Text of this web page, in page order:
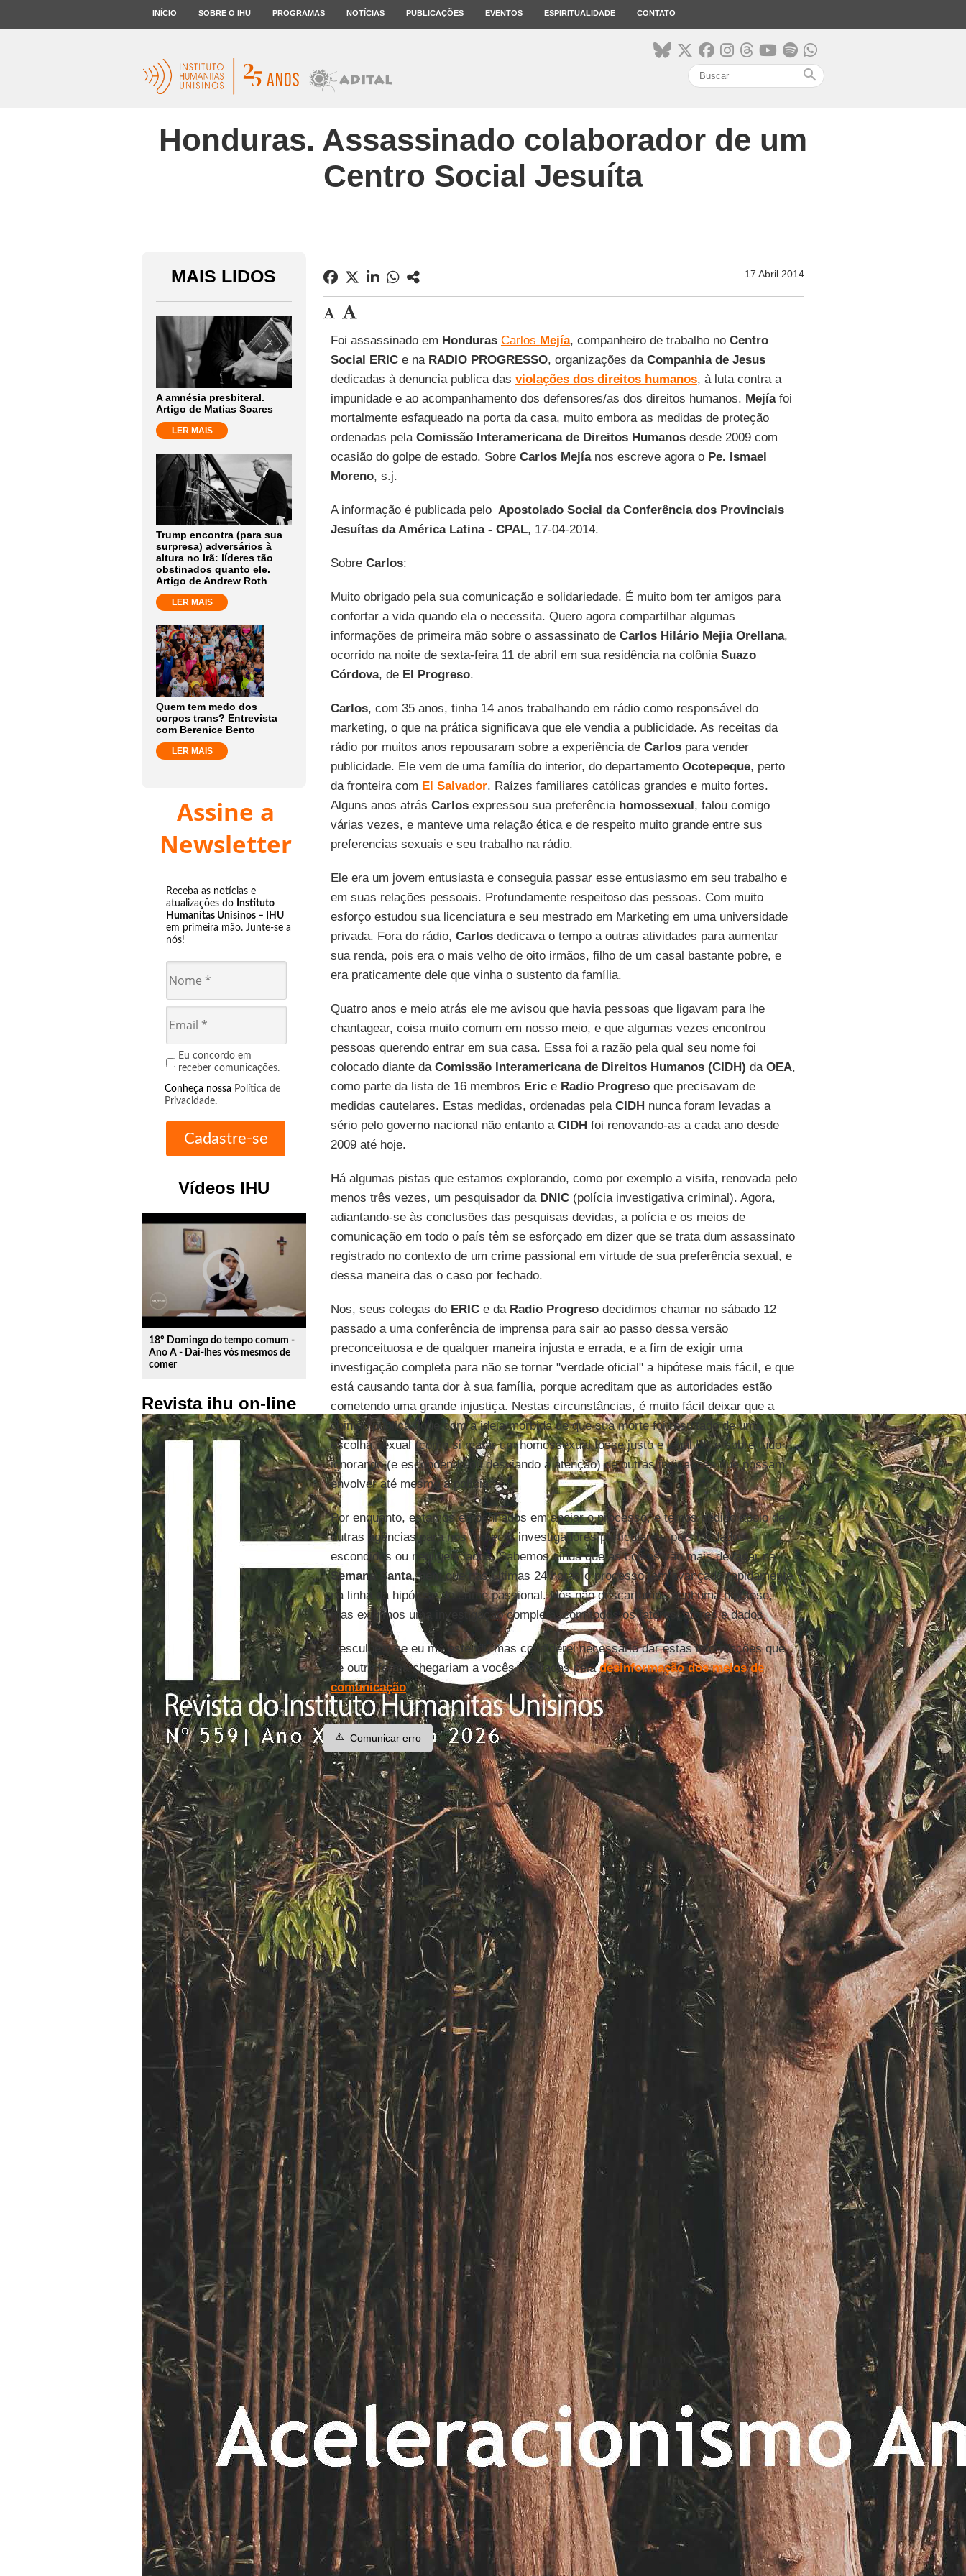
INÍCIO SOBRE O IHU PROGRAMAS NOTÍCIAS PUBLICAÇÕES EVENTOS ESPIRITUALIDADE CONTATO
search
Honduras. Assassinado colaborador de um
Centro Social Jesuíta
MAIS LIDOS
A amnésia presbiteral.
Artigo de Matias Soares
LER MAIS
Trump encontra (para sua
surpresa) adversários à
altura no Irã: líderes tão
obstinados quanto ele.
Artigo de Andrew Roth
LER MAIS
Quem tem medo dos
corpos trans? Entrevista
com Berenice Bento
LER MAIS
Assine a
Newsletter
Receba as notícias e
atualizações do Instituto
Humanitas Unisinos – IHU
em primeira mão. Junte-se a
nós!
Eu concordo em
receber comunicações.
Conheça nossa Política de
Privacidade.
Vídeos IHU
play_circle_outline
18º Domingo do tempo comum -
Ano A - Dai-lhes vós mesmos de
comer
Revista ihu on-line
17 Abril 2014
Foi assassinado em Honduras Carlos Mejía, companheiro de trabalho no Centro
Social ERICe na RADIO PROGRESSO, organizações daCompanhia de Jesus
dedicadas à denuncia publica das violações dos direitos humanos, à luta contra a
impunidade e ao acompanhamento dos defensores/as dos direitos humanos. Mejíafoi
mortalmente esfaqueado na porta da casa, muito embora as medidas de proteção
ordenadas pela Comissão Interamericana de Direitos Humanosdesde 2009 com
ocasião do golpe de estado. Sobre Carlos Mejíanos escreve agora o Pe. Ismael
Moreno, s.j.
A informação é publicada pelo Apostolado Social da Conferência dos Provinciais
Jesuítas da América Latina - CPAL, 17-04-2014.
Sobre Carlos:
Muito obrigado pela sua comunicação e solidariedade. É muito bom ter amigos para
confortar a vida quando ela o necessita. Quero agora compartilhar algumas
informações de primeira mão sobre o assassinato de Carlos Hilário Mejia Orellana,
ocorrido na noite de sexta-feira 11 de abril em sua residência na colônia Suazo
Córdova, de El Progreso.
Carlos, com 35 anos, tinha 14 anos trabalhando em rádio como responsável do
marketing, o que na prática significava que ele vendia a publicidade. As receitas da
rádio por muitos anos repousaram sobre a experiência de Carlospara vender
publicidade. Ele vem de uma família do interior, do departamento Ocotepeque, perto
da fronteira com El Salvador. Raízes familiares católicas grandes e muito fortes.
Alguns anos atrás Carlosexpressou sua preferência homossexual, falou comigo
várias vezes, e manteve uma relação ética e de respeito muito grande entre sus
preferencias sexuais e seu trabalho na rádio.
Ele era um jovem entusiasta e conseguia passar esse entusiasmo em seu trabalho e
em suas relações pessoais. Profundamente respeitoso das pessoas. Com muito
esforço estudou sua licenciatura e seu mestrado em Marketing em uma universidade
privada. Fora do rádio, Carlosdedicava o tempo a outras atividades para aumentar
sua renda, pois era o mais velho de oito irmãos, filho de um casal bastante pobre, e
era praticamente dele que vinha o sustento da família.
Quatro anos e meio atrás ele me avisou que havia pessoas que ligavam para lhe
chantagear, coisa muito comum em nosso meio, e que algumas vezes encontrou
pessoas querendo entrar em sua casa. Essa foi a razão pela qual seu nome foi
colocado diante da Comissão Interamericana de Direitos Humanos (CIDH) da OEA,
como parte da lista de 16 membros Erice Radio Progresoque precisavam de
medidas cautelares. Estas medidas, ordenadas pela CIDHnunca foram levadas a
sério pelo governo nacional não entanto a CIDHfoi renovando-as a cada ano desde
2009 até hoje.
Há algumas pistas que estamos explorando, como por exemplo a visita, renovada pelo
menos três vezes, um pesquisador da DNIC(polícia investigativa criminal). Agora,
adiantando-se às conclusões das pesquisas devidas, a polícia e os meios de
comunicação em todo o país têm se esforçado em dizer que se trata dum assassinato
registrado no contexto de um crime passional em virtude de sua preferência sexual, e
dessa maneira das o caso por fechado.
Nos, seus colegas do ERICe da Radio Progresodecidimos chamar no sábado 12
passado a uma conferência de imprensa para sair ao passo dessa versão
preconceituosa e de qualquer maneira injusta e errada, e a fim de exigir uma
investigação completa para não se tornar "verdade oficial" a hipótese mais fácil, e que
está causando tanta dor à sua família, porque acreditam que as autoridades estão
cometendo uma grande injustiça. Nestas circunstâncias, é muito fácil deixar que a
opinião pública fique com a ideia mórbida de que sua morte foi resultado de uma
escolha sexual (como si matar um homossexual fosse justo e legal !!!) e sobre tudo
ignorando (e escondendo ou desviando a atenção) de outras indicações que possam
envolver até mesmo a polícia.
Por enquanto, estamos empenhados em apoiar o processo, e temos pedido apoio de
outras agências para nos fornecer investigadores particulares, pois há dados
escondidos ou negligenciados. Sabemos ainda que as coisas vão mais devagar na
Semana
Santa, bem que nas últimas 24 horas o processo tem avançado rapidamente
na linha da hipótese de crime passional. Nós não descartamos nenhuma hipótese,
mas exigimos uma investigação completa, com todos os fatores, atores e dados.
Desculpem se eu me estendi, mas considerei necessário dar estas informações que
de outra forma chegariam a vocês mediadas peladesinformação dos meios de
comunicação.
⚠️ Comunicar erro